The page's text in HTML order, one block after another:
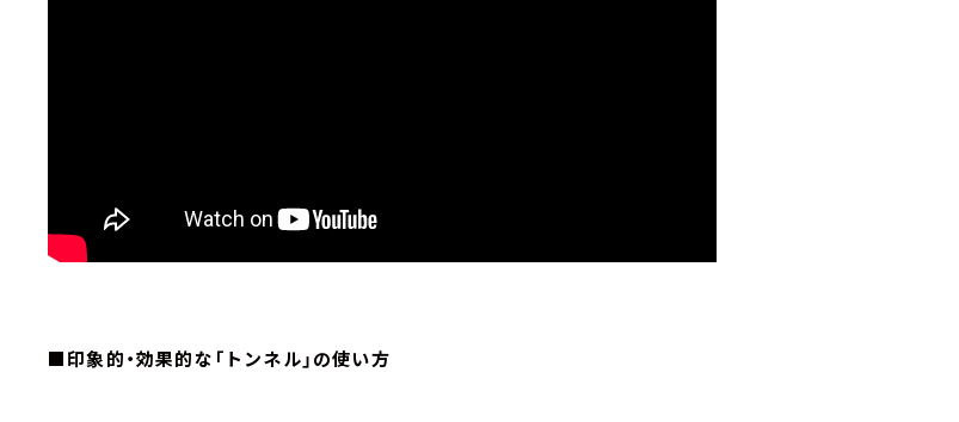
■印象的・効果的な「トンネル」の使い方